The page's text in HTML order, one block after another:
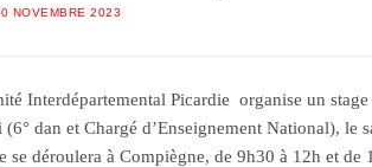
NOVEMBRE 2023
Interdépartemental Picardie organise un
(6° dan et Chargé d’Enseignement National), le
se déroulera à Compiègne, de 9h30 à 12h et de